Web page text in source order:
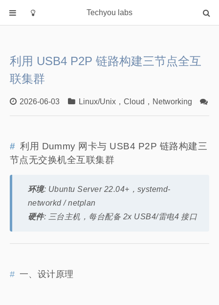
Techyou labs
Default
Linux/Unix
Database
Cloud
Security
Programming
关于作者
利用 USB4 P2P 链路构建三节点全互
联集群
2026-06-03 Linux/Unix， Cloud ， Networking
利用 Dummy 网卡与 USB4 P2P 链路构建三
节点无交换机全互联集群
环境: Ubuntu Server 22.04+，systemd-
networkd / netplan
硬件: 三台主机，每台配备 2x USB4/雷电4 接口
一、设计原理